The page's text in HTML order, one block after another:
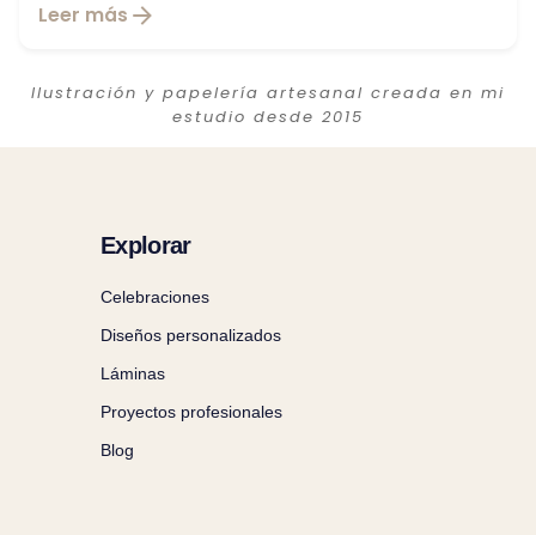
Leer más
Ilustración y papelería artesanal creada en mi
estudio desde 2015
Explorar
Celebraciones
Diseños personalizados
Láminas
Proyectos profesionales
Blog